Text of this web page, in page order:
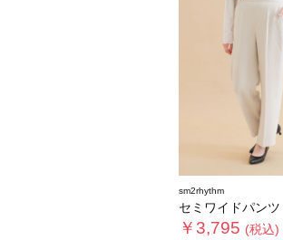
sm2rhythm
セミワイドパンツ
￥3,795 (税込)